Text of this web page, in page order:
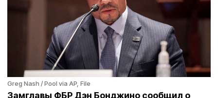
Greg Nash / Pool via AP, File
Замглавы ФБР Дэн Бонджино сообщил о